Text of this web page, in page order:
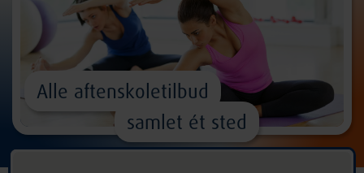
Alle aftenskoletilbud
samlet ét sted